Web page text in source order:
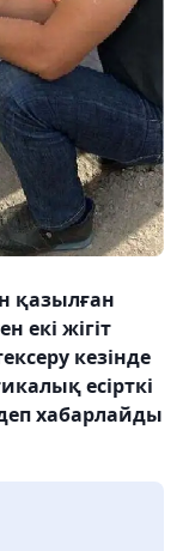
қазылған
екі жігіт
кезінде
есірткі
хабарлайды